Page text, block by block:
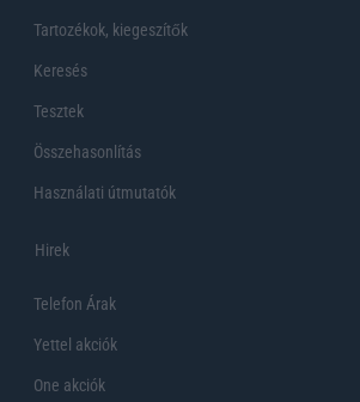
Tartozékok, kiegeszítők
Keresés
Tesztek
Összehasonlítás
Használati útmutatók
Hirek
Telefon Árak
Yettel akciók
One akciók